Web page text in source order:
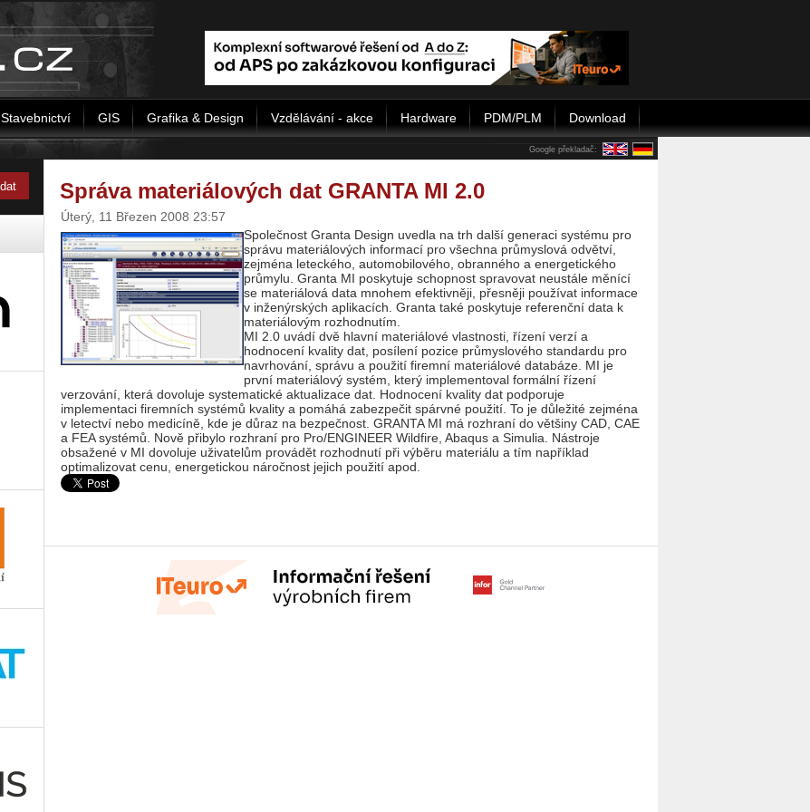
Stavebnictví GIS Grafika & Design Vzdělávání - akce Hardware PDM/PLM Download
Google překladač:
Správa materiálových dat GRANTA MI 2.0
Úterý, 11 Březen 2008 23:57
Společnost Granta Design uvedla na trh další generaci systému pro
správu materiálových informací pro všechna průmyslová odvětví,
zejména leteckého, automobilového, obranného a energetického
průmylu. Granta MI poskytuje schopnost spravovat neustále měnící
se materiálová data mnohem efektivněji, přesněji používat informace
v inženýrských aplikacích. Granta také poskytuje referenční data k
materiálovým rozhodnutím.
MI 2.0 uvádí dvě hlavní materiálové vlastnosti, řízení verzí a
hodnocení kvality dat, posílení pozice průmyslového standardu pro
navrhování, správu a použití firemní materiálové databáze. MI je
první materiálový systém, který implementoval formální řízení
verzování, která dovoluje systematické aktualizace dat. Hodnocení kvality dat podporuje
implementaci firemních systémů kvality a pomáhá zabezpečit spárvné použití. To je důležité zejména
v letectví nebo medicíně, kde je důraz na bezpečnost. GRANTA MI má rozhraní do většiny CAD, CAE
a FEA systémů. Nově přibylo rozhraní pro Pro/ENGINEER Wildfire, Abaqus a Simulia. Nástroje
obsažené v MI dovoluje uživatelům provádět rozhodnutí při výběru materiálu a tím například
optimalizovat cenu, energetickou náročnost jejich použití apod.